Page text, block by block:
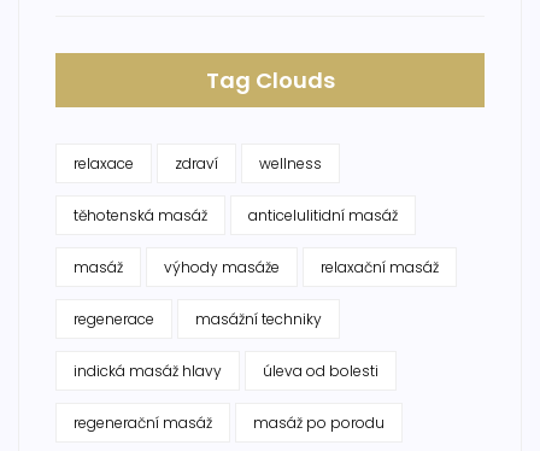
Tag Clouds
relaxace zdraví wellness
těhotenská masáž anticelulitidní masáž
masáž výhody masáže relaxační masáž
regenerace masážní techniky
indická masáž hlavy úleva od bolesti
regenerační masáž masáž po porodu